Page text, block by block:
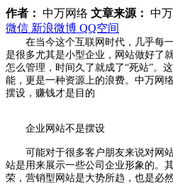
作者： 中万网络 文章来源： 中
微信 新浪微博 QQ空间
在当今这个互联网时代，几乎每一
是很多尤其是小型企业，网站做好了
怎么管理，时间久了就成了“死站”。
能，更是一种资源上的浪费。中万网
摆设，赚钱才是目的
企业网站不是摆设
可能对于很多客户朋友来说对网站
站是用来展示一些公司企业形象的。
荣，营销型网站是大势所趋，也是必